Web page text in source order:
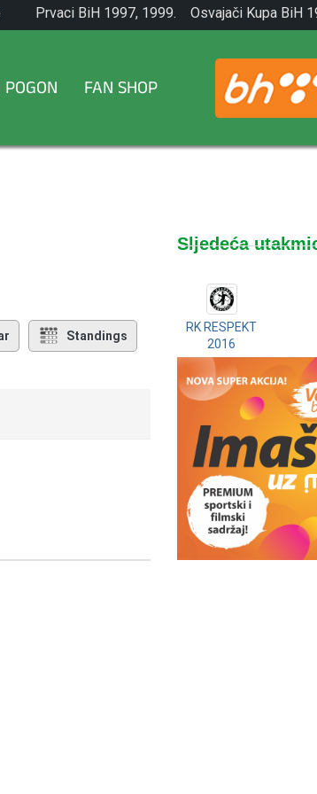
Prvaci BiH 1997, 1999.
Osvajači Kupa BiH
2001.
FAN SHOP
Standings
Sljedeća
RK RESPEKT
2016